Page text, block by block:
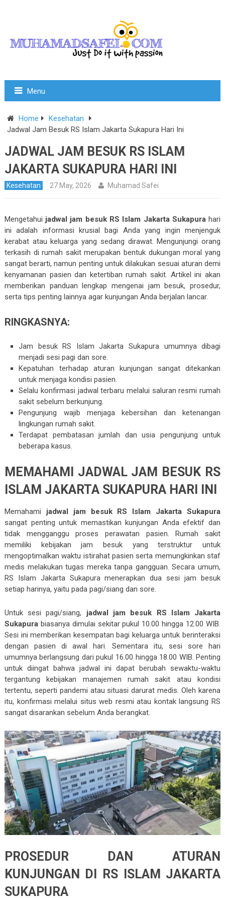
Menu
Home
Kesehatan
Jadwal Jam Besuk RS Islam Jakarta Sukapura Hari Ini
JADWAL JAM BESUK RS ISLAM
JAKARTA SUKAPURA HARI INI
Kesehatan 27 May, 2026 Muhamad Safei
Mengetahui jadwal jam besuk RS Islam Jakarta Sukapurahari
ini adalah informasi krusial bagi Anda yang ingin menjenguk
kerabat atau keluarga yang sedang dirawat. Mengunjungi orang
terkasih di rumah sakit merupakan bentuk dukungan moral yang
sangat berarti, namun penting untuk dilakukan sesuai aturan demi
kenyamanan pasien dan ketertiban rumah sakit. Artikel ini akan
memberikan panduan lengkap mengenai jam besuk, prosedur,
serta tips penting lainnya agar kunjungan Anda berjalan lancar.
RINGKASNYA:
Jam besuk RS Islam Jakarta Sukapura umumnya dibagi
menjadi sesi pagi dan sore.
Kepatuhan terhadap aturan kunjungan sangat ditekankan
untuk menjaga kondisi pasien.
Selalu konfirmasi jadwal terbaru melalui saluran resmi rumah
sakit sebelum berkunjung.
Pengunjung wajib menjaga kebersihan dan ketenangan
lingkungan rumah sakit.
Terdapat pembatasan jumlah dan usia pengunjung untuk
beberapa kasus.
MEMAHAMI JADWAL JAM BESUK RS
ISLAM JAKARTA SUKAPURA HARI INI
Memahami jadwal jam besuk RS Islam Jakarta Sukapura
sangat penting untuk memastikan kunjungan Anda efektif dan
tidak mengganggu proses perawatan pasien. Rumah sakit
memiliki kebijakan jam besuk yang terstruktur untuk
mengoptimalkan waktu istirahat pasien serta memungkinkan staf
medis melakukan tugas mereka tanpa gangguan. Secara umum,
RS Islam Jakarta Sukapura menerapkan dua sesi jam besuk
setiap harinya, yaitu pada pagi/siang dan sore.
Untuk sesi pagi/siang, jadwal jam besuk RS Islam Jakarta
Sukapurabiasanya dimulai sekitar pukul 10.00 hingga 12.00 WIB.
Sesi ini memberikan kesempatan bagi keluarga untuk berinteraksi
dengan pasien di awal hari. Sementara itu, sesi sore hari
umumnya berlangsung dari pukul 16.00 hingga 18.00 WIB. Penting
untuk diingat bahwa jadwal ini dapat berubah sewaktu-waktu
tergantung kebijakan manajemen rumah sakit atau kondisi
tertentu, seperti pandemi atau situasi darurat medis. Oleh karena
itu, konfirmasi melalui situs web resmi atau kontak langsung RS
sangat disarankan sebelum Anda berangkat.
PROSEDUR DAN ATURAN
KUNJUNGAN DI RS ISLAM JAKARTA
SUKAPURA